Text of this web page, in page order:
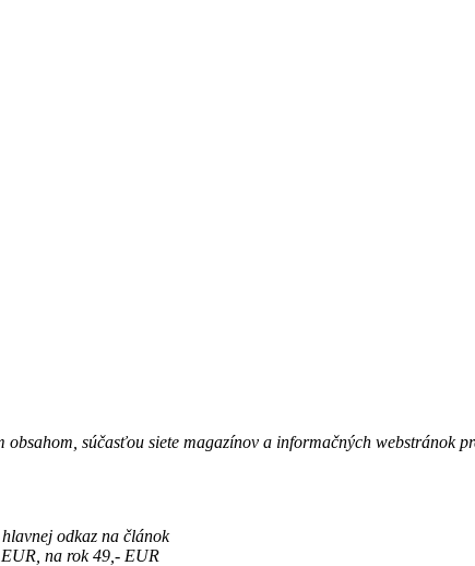
súčasťou siete magazínov a informačných webstránok
odkaz na článok
na rok 49,- EUR